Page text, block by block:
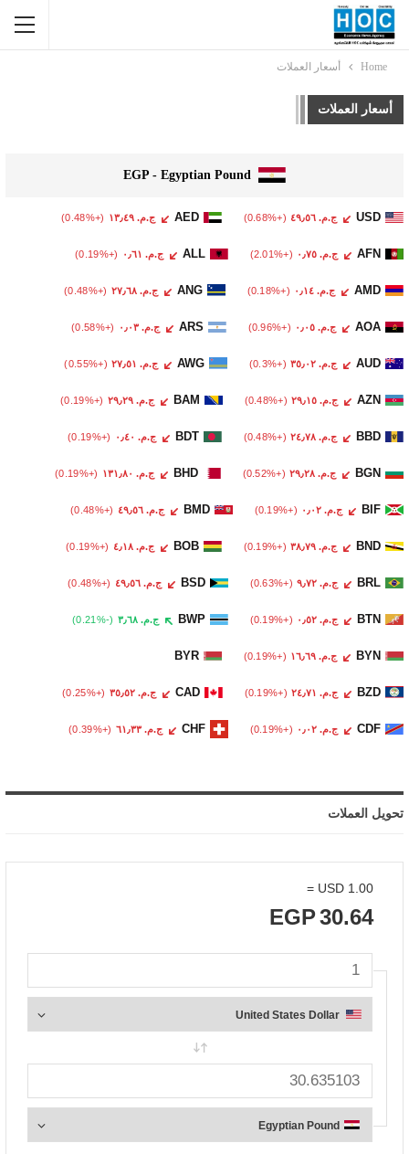
Home أسعار العملات
أسعار العملات
USD ج.م.‏ ٤٩٫٥٦ (+0.68%)
AED ج.م.‏ ١٣٫٤٩ (+0.48%)
AFN ج.م.‏ ٠٫٧٥ (+2.01%)
ALL ج.م.‏ ٠٫٦١ (+0.19%)
AMD ج.م.‏ ٠٫١٤ (+0.18%)
ANG ج.م.‏ ٢٧٫٦٨ (+0.48%)
AOA ج.م.‏ ٠٫٠٥ (+0.96%)
ARS ج.م.‏ ٠٫٠٣ (+0.58%)
AUD ج.م.‏ ٣٥٫٠٢ (+0.3%)
AWG ج.م.‏ ٢٧٫٥١ (+0.55%)
AZN ج.م.‏ ٢٩٫١٥ (+0.48%)
BAM ج.م.‏ ٢٩٫٢٩ (+0.19%)
BBD ج.م.‏ ٢٤٫٧٨ (+0.48%)
BDT ج.م.‏ ٠٫٤٠ (+0.19%)
BGN ج.م.‏ ٢٩٫٢٨ (+0.52%)
BHD ج.م.‏ ١٣١٫٨٠ (+0.19%)
BIF ج.م.‏ ٠٫٠٢ (+0.19%)
BMD ج.م.‏ ٤٩٫٥٦ (+0.48%)
BND ج.م.‏ ٣٨٫٧٩ (+0.19%)
BOB ج.م.‏ ٤٫١٨ (+0.19%)
BRL ج.م.‏ ٩٫٧٢ (+0.63%)
BSD ج.م.‏ ٤٩٫٥٦ (+0.48%)
BTN ج.م.‏ ٠٫٥٢ (+0.19%)
BWP ج.م.‏ ٣٫٦٨ (-0.21%)
BYN ج.م.‏ ١٦٫٦٩ (+0.19%)
BYR
BZD ج.م.‏ ٢٤٫٧١ (+0.19%)
CAD ج.م.‏ ٣٥٫٥٢ (+0.25%)
CDF ج.م.‏ ٠٫٠٢ (+0.19%)
CHF ج.م.‏ ٦١٫٣٣ (+0.39%)
تحويل العملات
1.00
USD
=
30.64
EGP